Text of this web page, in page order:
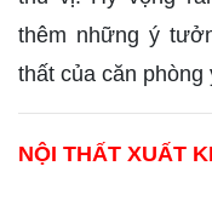
thêm những ý
thất của căn
NỘI THẤT XUẤT